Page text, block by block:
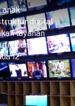
anak
digital
layanan
dan IPTV.
12